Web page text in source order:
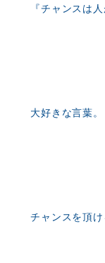
『チャンスは
大好きな言葉。
チャンスを頂